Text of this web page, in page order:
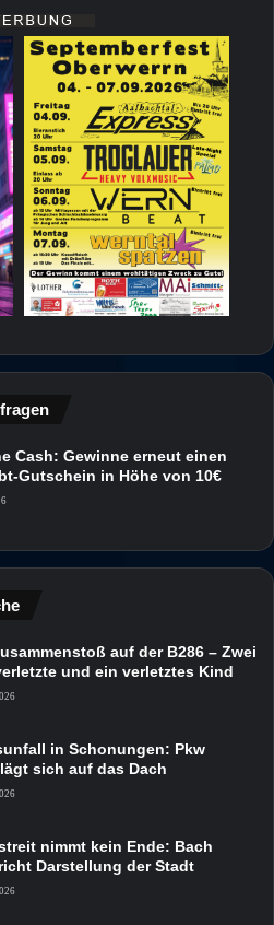
Cash: Gewinne erneut einen
Gutschein in Höhe von 10€
auf der B286 – Zwei
und ein verletztes Kind
in Schonungen: Pkw
sich auf das Dach
nimmt kein Ende: Bach
Darstellung der Stadt